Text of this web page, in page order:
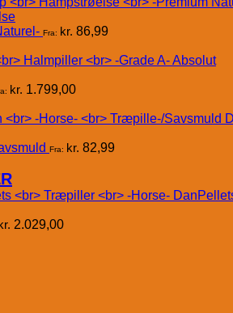
Fra: kr. 86,99
Absolut
kr. 1.799,00
Fra: kr. 82,99
2.029,00